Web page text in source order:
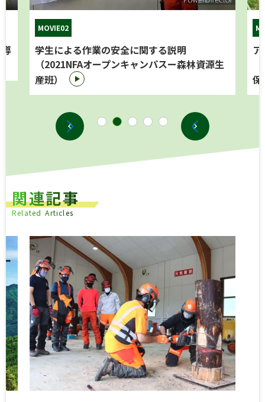
MOVIE02
学生による作業の安全に関する説明
（2021NFAオープンキャンパスー森林資源生
産班）
保
関連記事
Related Articles